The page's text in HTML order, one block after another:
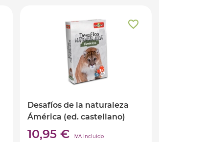
Desafíos de la naturaleza
Ámérica (ed. castellano)
10,95 € IVA incluido